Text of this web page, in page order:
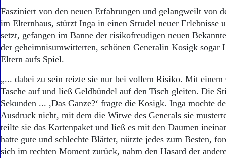
Fasziniert von den neuen Erfahrungen und gelangweilt von
im Elternhaus, stürzt Inga in einen Strudel neuer Erlebnisse
setzt, gefangen im Banne der risikofreudigen neuen
der geheimnisumwitterten, schönen Generalin Kosigk sogar
Eltern aufs Spiel.
„... dabei zu sein reizte sie nur bei vollem Risiko. Mit
Tasche auf und ließ Geldbündel auf den Tisch gleiten. Die
Sekunden ... ,Das Ganze?‘ fragte die Kosigk. Inga mochte
Ausdruck nicht, mit dem die Witwe des Generals sie
teilte sie das Kartenpaket und ließ es mit den Daumen
hatte gute und schlechte Blätter, nützte jedes zum Besten,
sich im rechten Moment zurück, nahm den Hasard der